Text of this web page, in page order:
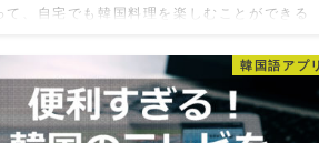
て、自宅でも韓国料理を楽しむことができる
な味付けで食べているの？ 本場のレシピを知
と思ったこと…
韓国語アプリ